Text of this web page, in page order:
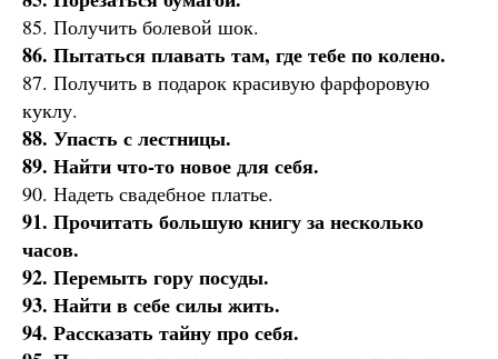
85. Получить болевой шок.
86. Пытаться плавать там, где тебе по колено.
87. Получить в подарок красивую фарфоровую
куклу.
88. Упасть с лестницы.
89. Найти что-то новое для себя.
90. Надеть свадебное платье.
91. Прочитать большую книгу за несколько
часов.
92. Перемыть гору посуды.
93. Найти в себе силы жить.
94. Рассказать тайну про себя.